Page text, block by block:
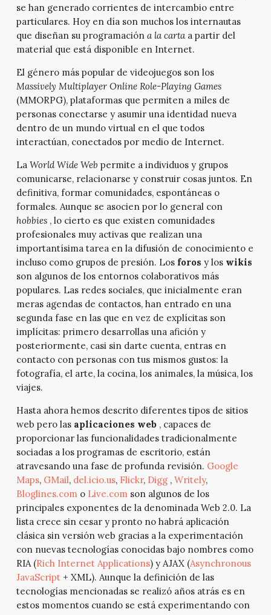
se han generado corrientes de intercambio entre
particulares. Hoy en día son muchos los internautas
que diseñan su programación a la carta a partir del
material que está disponible en Internet.
El género más popular de videojuegos son los
Massively Multiplayer Online Role-Playing Games
(MMORPG), plataformas que permiten a miles de
personas conectarse y asumir una identidad nueva
dentro de un mundo virtual en el que todos
interactúan, conectados por medio de Internet.
La World Wide Web permite a individuos y grupos
comunicarse, relacionarse y construir cosas juntos. En
definitiva, formar comunidades, espontáneas o
formales. Aunque se asocien por lo general con
hobbies , lo cierto es que existen comunidades
profesionales muy activas que realizan una
importantísima tarea en la difusión de conocimiento e
incluso como grupos de presión. Los foros y los wikis
son algunos de los entornos colaborativos más
populares. Las redes sociales, que inicialmente eran
meras agendas de contactos, han entrado en una
segunda fase en las que en vez de explícitas son
implícitas: primero desarrollas una afición y
posteriormente, casi sin darte cuenta, entras en
contacto con personas con tus mismos gustos: la
fotografía, el arte, la cocina, los animales, la música, los
viajes.
Hasta ahora hemos descrito diferentes tipos de sitios
web pero las aplicaciones web , capaces de
proporcionar las funcionalidades tradicionalmente
sociadas a los programas de escritorio, están
atravesando una fase de profunda revisión. Google
Maps, GMail, del.icio.us, Flickr, Digg , Writely,
Bloglines.com o Live.com son algunos de los
principales exponentes de la denominada Web 2.0. La
lista crece sin cesar y pronto no habrá aplicación
clásica sin versión web gracias a la experimentación
con nuevas tecnologías conocidas bajo nombres como
RIA (Rich Internet Applications) y AJAX (Asynchronous
JavaScript + XML). Aunque la definición de las
tecnologías mencionadas se realizó años atrás es en
estos momentos cuando se está experimentando con